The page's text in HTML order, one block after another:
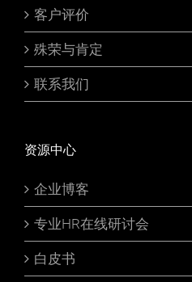
客户评价
殊荣与肯定
联系我们
资源中心
企业博客
专业HR在线研讨会
白皮书